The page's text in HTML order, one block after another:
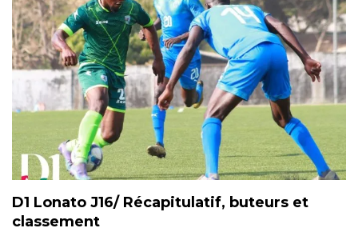
D1 Lonato J16/ Récapitulatif, buteurs et
classement